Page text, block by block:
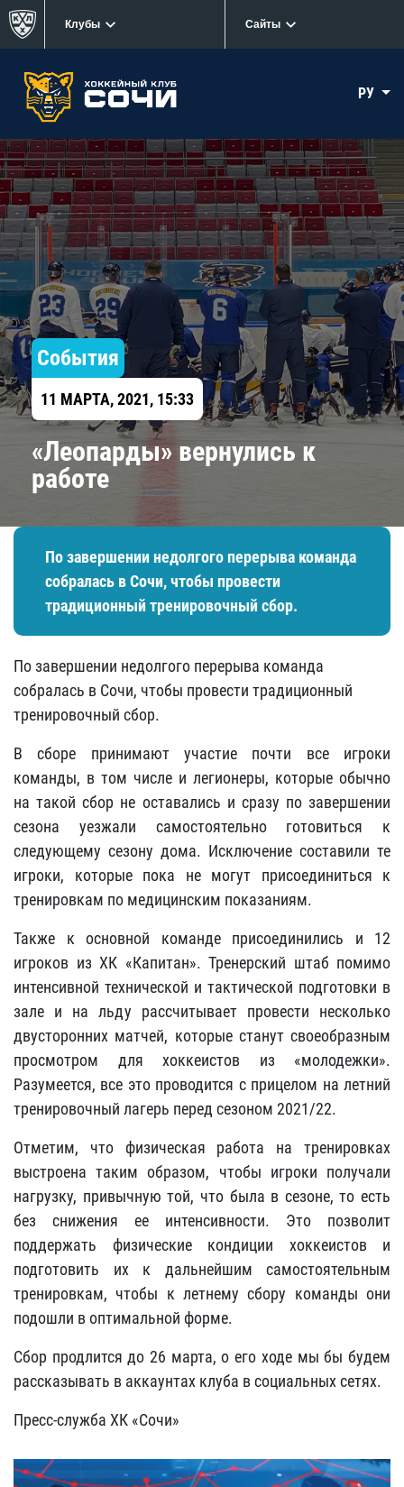
Клубы Сайты
РУ
События
11 МАРТА, 2021, 15:33
​«Леопарды» вернулись к
работе
По завершении недолгого перерыва команда
собралась в Сочи, чтобы провести
традиционный тренировочный сбор.
По завершении недолгого перерыва команда
собралась в Сочи, чтобы провести традиционный
тренировочный сбор.
В сборе принимают участие почти все игроки
команды, в том числе и легионеры, которые обычно
на такой сбор не оставались и сразу по завершении
сезона уезжали самостоятельно готовиться к
следующему сезону дома. Исключение составили те
игроки, которые пока не могут присоединиться к
тренировкам по медицинским показаниям.
Также к основной команде присоединились и 12
игроков из ХК «Капитан». Тренерский штаб помимо
интенсивной технической и тактической подготовки в
зале и на льду рассчитывает провести несколько
двусторонних матчей, которые станут своеобразным
просмотром для хоккеистов из «молодежки».
Разумеется, все это проводится с прицелом на летний
тренировочный лагерь перед сезоном 2021/22.
Отметим, что физическая работа на тренировках
выстроена таким образом, чтобы игроки получали
нагрузку, привычную той, что была в сезоне, то есть
без снижения ее интенсивности. Это позволит
поддержать физические кондиции хоккеистов и
подготовить их к дальнейшим самостоятельным
тренировкам, чтобы к летнему сбору команды они
подошли в оптимальной форме.
Сбор продлится до 26 марта, о его ходе мы бы будем
рассказывать в аккаунтах клуба в социальных сетях.
Пресс-служба ХК «Сочи»